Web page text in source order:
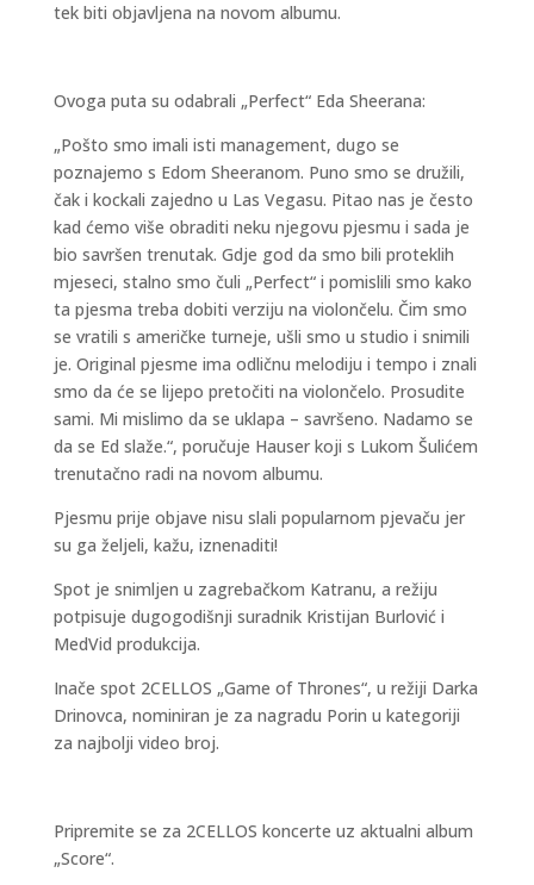
tek biti objavljena na novom albumu.
Ovoga puta su odabrali „Perfect“ Eda Sheerana:
„Pošto smo imali isti management, dugo se
poznajemo s Edom Sheeranom. Puno smo se družili,
čak i kockali zajedno u Las Vegasu. Pitao nas je često
kad ćemo više obraditi neku njegovu pjesmu i sada je
bio savršen trenutak. Gdje god da smo bili proteklih
mjeseci, stalno smo čuli „Perfect“ i pomislili smo kako
ta pjesma treba dobiti verziju na violončelu. Čim smo
se vratili s američke turneje, ušli smo u studio i snimili
je. Original pjesme ima odličnu melodiju i tempo i znali
smo da će se lijepo pretočiti na violončelo. Prosudite
sami. Mi mislimo da se uklapa – savršeno. Nadamo se
da se Ed slaže.“, poručuje Hauser koji s Lukom Šulićem
trenutačno radi na novom albumu.
Pjesmu prije objave nisu slali popularnom pjevaču jer
su ga željeli, kažu, iznenaditi!
Spot je snimljen u zagrebačkom Katranu, a režiju
potpisuje dugogodišnji suradnik Kristijan Burlović i
MedVid produkcija.
Inače spot 2CELLOS „Game of Thrones“, u režiji Darka
Drinovca, nominiran je za nagradu Porin u kategoriji
za najbolji video broj.
Pripremite se za 2CELLOS koncerte uz aktualni album
„Score“.